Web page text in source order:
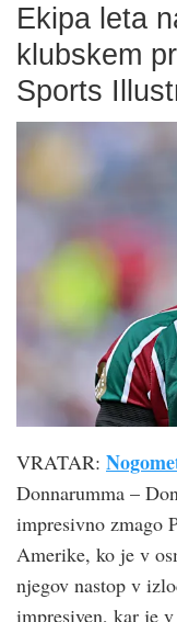
Ekipa leta
klubskem
Sports
VRATAR:
Donnarumma –
impresivno zmago
Amerike, ko je v
njegov nastop v
impresiven, kar je